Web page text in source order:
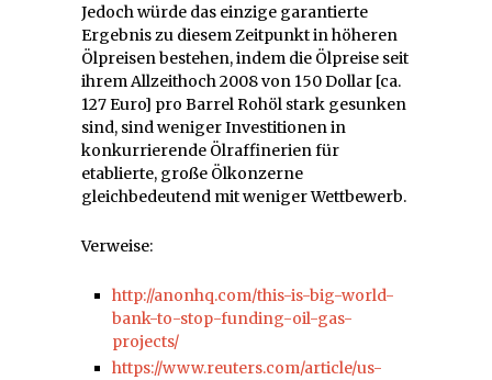
Jedoch würde das einzige garantierte
Ergebnis zu diesem Zeitpunkt in höheren
Ölpreisen bestehen, indem die Ölpreise seit
ihrem Allzeithoch 2008 von 150 Dollar [ca.
127 Euro] pro Barrel Rohöl stark gesunken
sind, sind weniger Investitionen in
konkurrierende Ölraffinerien für
etablierte, große Ölkonzerne
gleichbedeutend mit weniger Wettbewerb.
Verweise:
http://anonhq.com/this-is-big-world-
bank-to-stop-funding-oil-gas-
projects/
https://www.reuters.com/article/us-